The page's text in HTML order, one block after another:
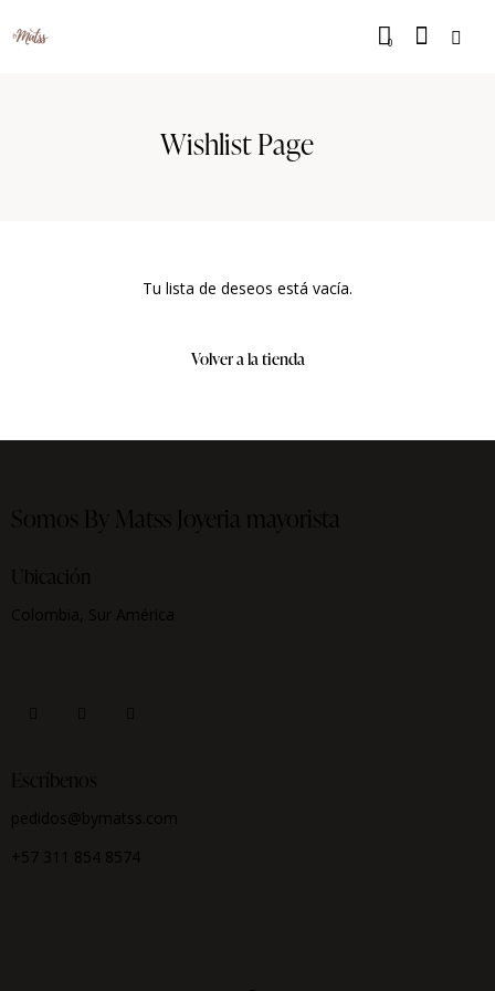
0
Wishlist Page
Tu lista de deseos está vacía.
Volver a la tienda
Somos By Matss Joyeria mayorista
Ubicación
Colombia, Sur América
Escríbenos
pedidos@bymatss.com
+57 311 854 8574